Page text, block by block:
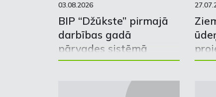
03.08.2026
BIP “Džūkste” pirmajā
darbības gadā
pārvades sistēmā
ievadīti gandrīz
normālkubikmetru